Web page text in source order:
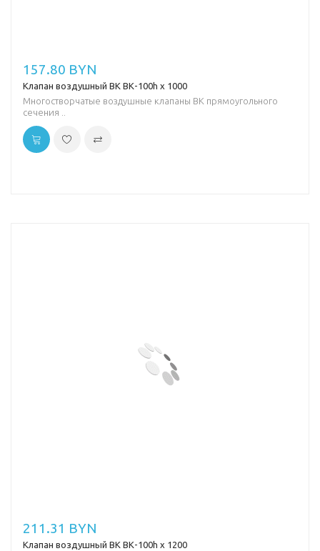
157.80 BYN
Клапан воздушный ВК ВК-100h х 1000
Многостворчатые воздушные клапаны ВК прямоугольного
сечения ..
211.31 BYN
Клапан воздушный ВК ВК-100h х 1200